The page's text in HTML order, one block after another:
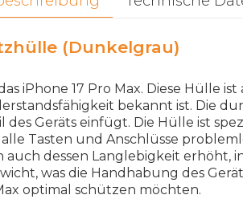
(Dunkelgrau)
iPhone 17 Pro Max. Diese Hülle
bekannt ist. Die
des Geräts einfügt. Die Hülle ist
alle Tasten und Anschlüsse
dessen Langlebigkeit erhöht,
was die Handhabung des
optimal schützen möchten.